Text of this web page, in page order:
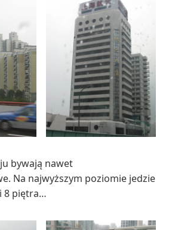
bywają nawet
Na najwyższym poziomie jedzie
8 piętra…